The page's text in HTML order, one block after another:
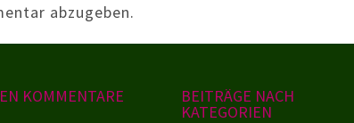
abzugeben.
KOMMENTARE BEITRÄGE NACH
KATEGORIEN